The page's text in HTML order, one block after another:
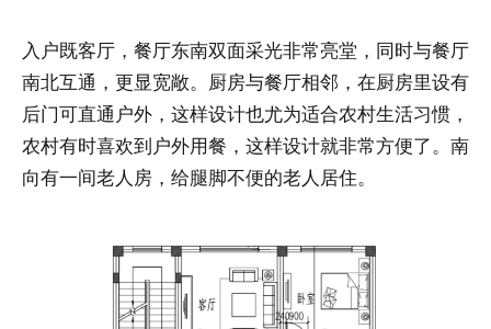
入户既客厅，餐厅东南双面采光非常亮堂，同时与餐厅
南北互通，更显宽敞。厨房与餐厅相邻，在厨房里设有
后门可直通户外，这样设计也尤为适合农村生活习惯，
农村有时喜欢到户外用餐，这样设计就非常方便了。南
向有一间老人房，给腿脚不便的老人居住。